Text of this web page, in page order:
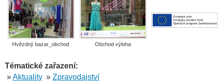
Hvězdný bazar_obchod Obchod výloha
Tématické zařazení:
»Aktuality » Zpravodajství